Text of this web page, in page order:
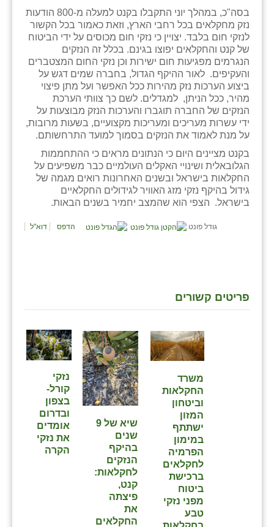
בסה"כ, במהלך יוני התקבלו בקנט למעלה מ-800 הודעות
נזק מחקלאים בכל רחבי הארץ, וזאת כאמור בכל הקשור
לנזקי חום בלבד. יצויין כי נזקי חום מכוסים על ידי הביטוח
של קנט והחקלאים יפוצו בגינם. בכלל זה הנזקים
הנגרמים מפגיעות חום ישירות וכן נזקי החום המצטברים
והעקיפים. לאור ההיקף הגדול, בחברה שמים דגש על
ביצוע הערכות נזק מהירות ככל האפשר ועל מתן פיצוי
מהיר, ככל הניתן, למגדלים. לשם כך צוותי הערכת
הנזקים של החברה תוגברו והערכות הנזק מבוצעות על
ידי עשרות מעריכים ומעריכות מקצועיים, בשעות מרובות,
על מנת לאמוד את הנזקים בסמוך למועד התרחשותם.
בקנט מציינים היום כי הנתונים מראים כי ההתחממות
הגלובאלית ושינויי האקלים העולמיים כבר משפיעים על
החקלאות בישראל ובשנים האחרונות רואים מגמה של
גידול בהיקף נזקי מזג האוויר לגידולים החקלאיים
בישראל. הצפי הוא שהמצב יחמיר בשנים הבאות.
גודל פונט הדפס דוא"ל
פריטים קשורים
נזקי
קורל-
בצפון
ובדרום
אומדים
את נזקי
הקרה
שיא של 9
שנים
בהיקף
הנזקים
לחקלאות:
קנט,
פיצתה
את
החקלאים
משרד
החקלאות
וביטחון
המזון
ישתתף
במימון
הפרמיה
לחקלאים
ברכישת
ביטוח
מפני נזקי
טבע
ניר צבי
עין חצבה
עין תמר
עמרים
קורנית
קלחים
רועי
רימונים
רמות השבים
שדה ורבורג